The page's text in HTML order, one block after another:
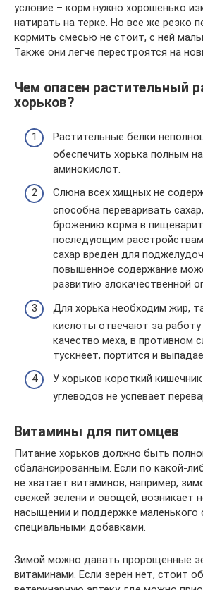
условие – корм нужно хорошенько
натирать на терке. Но все же резко
кормить смесью не стоит, с ней
Также они легче перестроятся на
Чем опасен растительный
хорьков?
Растительные белки
обеспечить хорька полным
аминокислот.
Слюна всех хищных не
способна переваривать
брожению корма в
последующим
сахар вреден для
повышенное содержание
развитию злокачественной
Для хорька необходим жир,
кислоты отвечают за работу
качество меха, в противном
тускнеет, портится и
У хорьков короткий
углеводов не успевает
Витамины для питомцев
Питание хорьков должно быть
сбалансированным. Если по какой-
не хватает витаминов, например,
свежей зелени и овощей, возникает
насыщении и поддержке маленького
специальными добавками.
Зимой можно давать пророщенные
витаминами. Если зерен нет, стоит